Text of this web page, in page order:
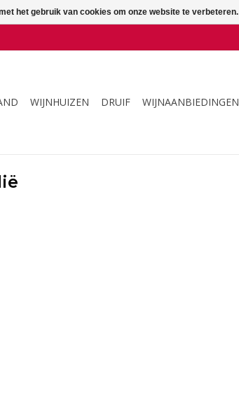
WIJNHUIZEN DRUIF WIJNAANBIEDINGEN
het gebruik van cookies om onze website te verbeteren.